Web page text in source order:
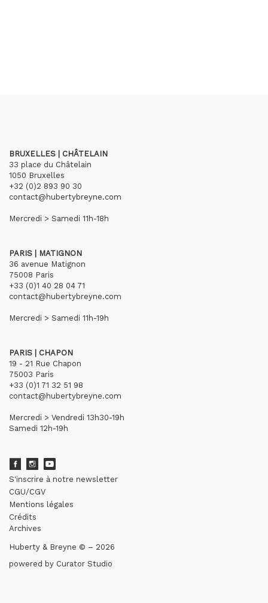
BRUXELLES | CHÂTELAIN
33 place du Châtelain
1050 Bruxelles
+32 (0)2 893 90 30
contact@hubertybreyne.com
Mercredi > Samedi 11h-18h
PARIS | MATIGNON
36 avenue Matignon
75008 Paris
+33 (0)1 40 28 04 71
contact@hubertybreyne.com
Mercredi > Samedi 11h-19h
PARIS | CHAPON
19 - 21 Rue Chapon
75003 Paris
+33 (0)1 71 32 51 98
contact@hubertybreyne.com
Mercredi > Vendredi 13h30-19h
Samedi 12h-19h
S'inscrire à notre newsletter
CGU/CGV
Mentions légales
Crédits
Archives
Huberty & Breyne © – 2026
powered by Curator Studio